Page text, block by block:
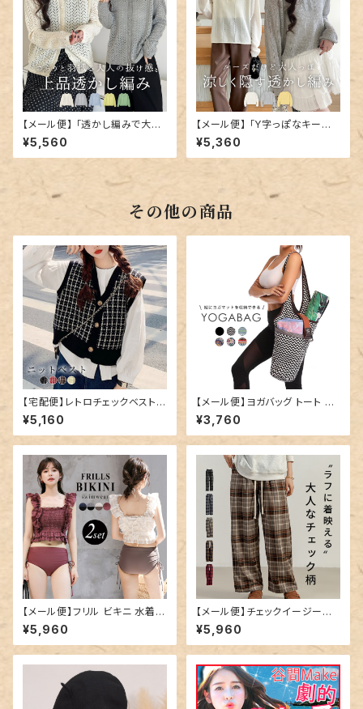
【メール便】 「透かし編みで大人
の抜け感」カーディガン 薄手 サ
マーニット トップス／tops238
6
¥5,560
【メール便】 「Y字っぽなキーネッ
ク」サマーニット シアー トップス
セーター／tops2387
¥5,360
その他の商品
【宅配便】レトロチェックベスト／
tops1532
¥5,160
【メール便】ヨガバッグ トート ヨ
ガマット 縦型 ケース／bag286
¥3,760
【メール便】フリル ビキニ 水着
レディース キャミキニ ハイウエ
スト／hys3269
¥5,960
【メール便】チェックイージーワ
イドパンツ／pants559
¥5,960